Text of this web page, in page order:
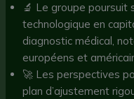
🔬 Le groupe
technologique en
diagnostic médical,
européens et
🚀 Les perspectives
plan d’ajustement